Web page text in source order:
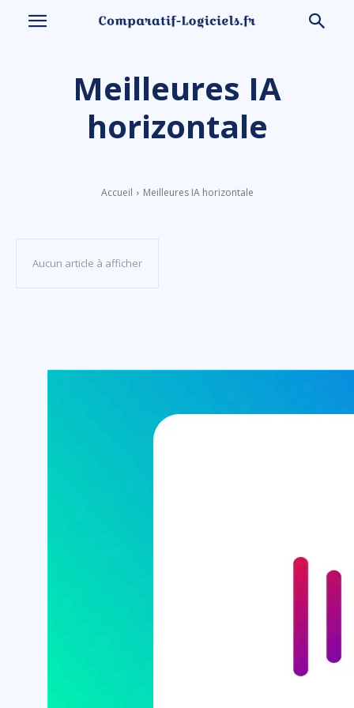
Meilleures IA
horizontale
Accueil Meilleures IA horizontale
Aucun article à afficher